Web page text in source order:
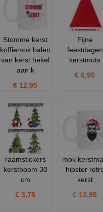
Stomme kerst
koffiemok balen
van kerst hekel
aan k
€ 12,95
Fijne
feestdagen
kerstmuts
€ 6,95
raamstickers
kerstboom 30
cm
€ 3,75
mok
hipster
kerst
€ 12,95